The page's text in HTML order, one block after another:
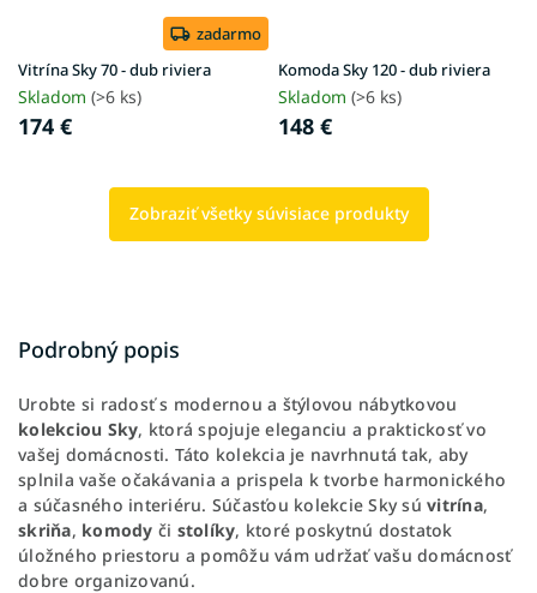
zadarmo
Vitrína Sky 70 - dub riviera
Skladom (>6 ks)
174 €
Komoda Sky 120 - dub riviera
Skladom (>6 ks)
148 €
Zobraziť všetky súvisiace produkty
Podrobný popis
Urobte si radosť s modernou a štýlovou nábytkovou
kolekciou Sky, ktorá spojuje eleganciu a praktickosť vo
vašej domácnosti. Táto kolekcia je navrhnutá tak, aby
splnila vaše očakávania a prispela k tvorbe harmonického
a súčasného interiéru. Súčasťou kolekcie Sky sú vitrína,
skriňa, komody či stolíky, ktoré poskytnú dostatok
úložného priestoru a pomôžu vám udržať vašu domácnosť
dobre organizovanú.